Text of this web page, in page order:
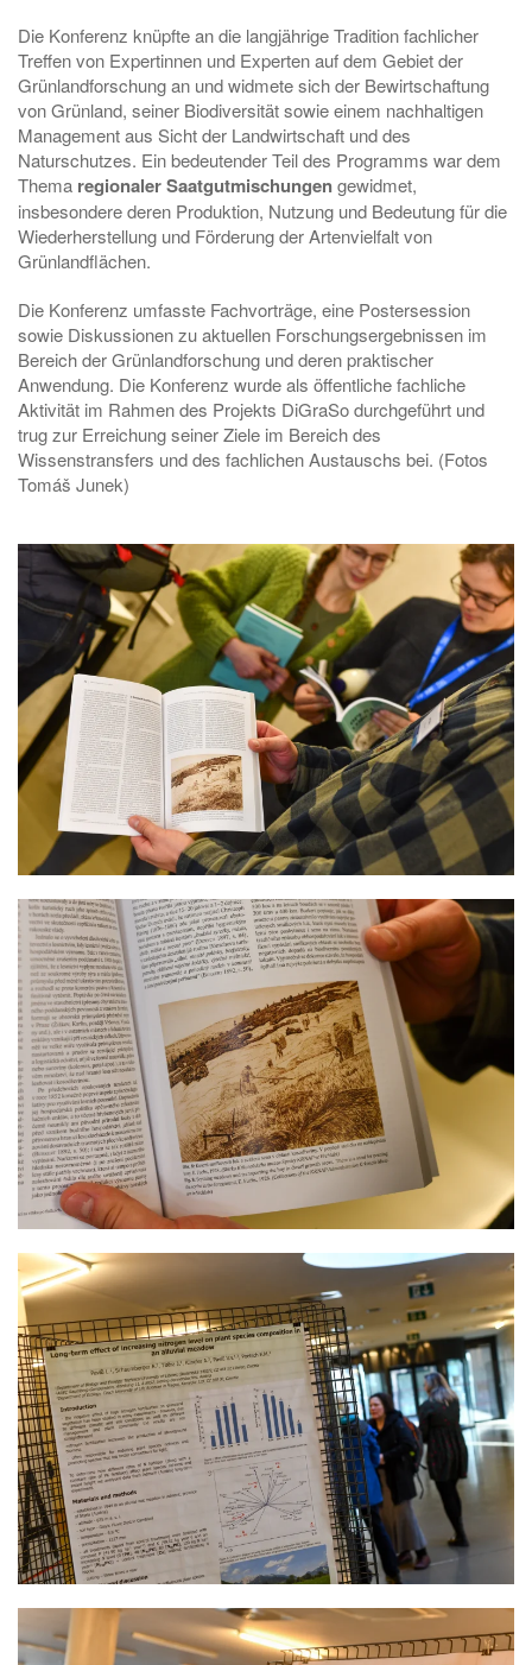
Die Konferenz knüpfte an die langjährige Tradition fachlicher
Treffen von Expertinnen und Experten auf dem Gebiet der
Grünlandforschung an und widmete sich der Bewirtschaftung
von Grünland, seiner Biodiversität sowie einem nachhaltigen
Management aus Sicht der Landwirtschaft und des
Naturschutzes. Ein bedeutender Teil des Programms war dem
Thema regionaler Saatgutmischungengewidmet,
insbesondere deren Produktion, Nutzung und Bedeutung für die
Wiederherstellung und Förderung der Artenvielfalt von
Grünlandflächen.
Die Konferenz umfasste Fachvorträge, eine Postersession
sowie Diskussionen zu aktuellen Forschungsergebnissen im
Bereich der Grünlandforschung und deren praktischer
Anwendung. Die Konferenz wurde als öffentliche fachliche
Aktivität im Rahmen des Projekts DiGraSo durchgeführt und
trug zur Erreichung seiner Ziele im Bereich des
Wissenstransfers und des fachlichen Austauschs bei. (Fotos
Tomáš Junek)